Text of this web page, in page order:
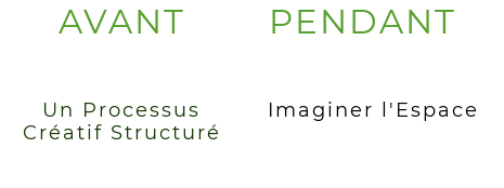
AVANT
Un Processus
Créatif Structuré
PENDANT
Imaginer l'Espace